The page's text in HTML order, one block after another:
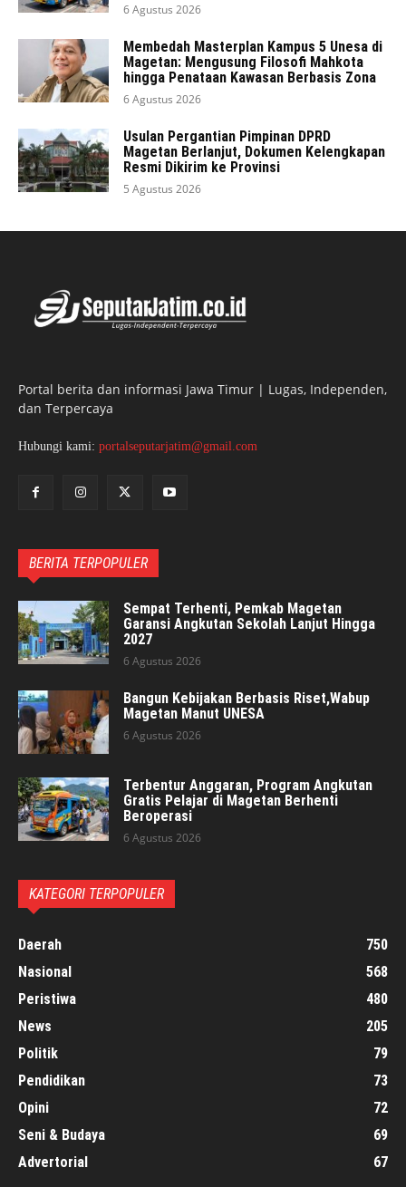
6 Agustus 2026
Membedah Masterplan Kampus 5 Unesa di
Magetan: Mengusung Filosofi Mahkota
hingga Penataan Kawasan Berbasis Zona
6 Agustus 2026
Usulan Pergantian Pimpinan DPRD
Magetan Berlanjut, Dokumen Kelengkapan
Resmi Dikirim ke Provinsi
5 Agustus 2026
Portal berita dan informasi Jawa Timur | Lugas, Independen,
dan Terpercaya
Hubungi kami: portalseputarjatim@gmail.com
BERITA TERPOPULER
Sempat Terhenti, Pemkab Magetan
Garansi Angkutan Sekolah Lanjut Hingga
2027
6 Agustus 2026
Bangun Kebijakan Berbasis Riset,Wabup
Magetan Manut UNESA
6 Agustus 2026
Terbentur Anggaran, Program Angkutan
Gratis Pelajar di Magetan Berhenti
Beroperasi
6 Agustus 2026
KATEGORI TERPOPULER
Daerah
750
Nasional
568
Peristiwa
480
News
205
Politik
79
Pendidikan
73
Opini
72
Seni & Budaya
69
Advertorial
67